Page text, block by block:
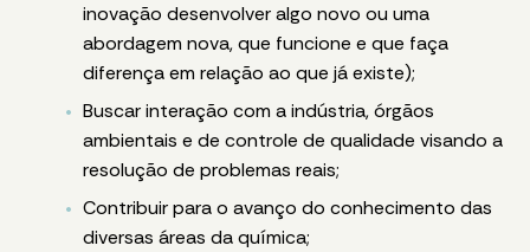
inovação desenvolver algo novo ou uma
abordagem nova, que funcione e que faça
diferença em relação ao que já existe);
Buscar interação com a indústria, órgãos
ambientais e de controle de qualidade visando a
resolução de problemas reais;
Contribuir para o avanço do conhecimento das
diversas áreas da química;